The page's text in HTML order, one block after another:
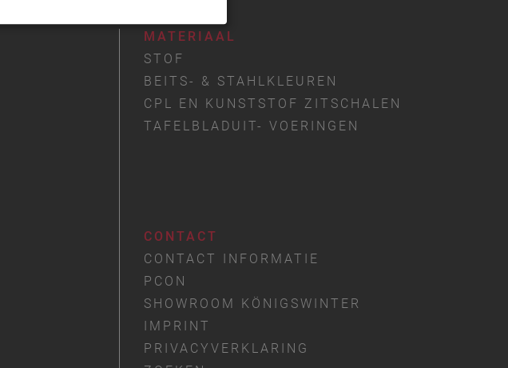
MATERIAAL
STOF
BEITS- & STAHLKLEUREN
CPL EN KUNSTSTOF ZITSCHALEN
TAFELBLADUIT- VOERINGEN
CONTACT
CONTACT INFORMATIE
PCON
SHOWROOM KÖNIGSWINTER
IMPRINT
PRIVACYVERKLARING